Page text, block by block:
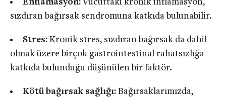
Enflamasyon:Vücuttaki kronik inflamasyon,
sızdıran bağırsak sendromuna katkıda bulunabilir.
Stres:Kronik stres, sızdıran bağırsak da dahil
olmak üzere birçok gastrointestinal rahatsızlığa
katkıda bulunduğu düşünülen bir faktör.
Kötü bağırsak sağlığı:Bağırsaklarımızda,